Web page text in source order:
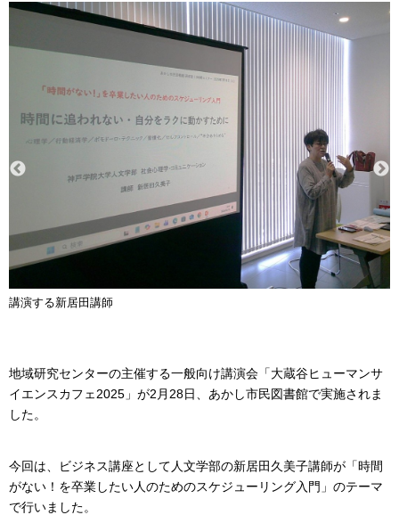
講演する新居田講師
地域研究センターの主催する一般向け講演会「大蔵谷ヒューマンサ
イエンスカフェ2025」が2月28日、あかし市民図書館で実施されま
した。
今回は、ビジネス講座として人文学部の新居田久美子講師が「時間
がない！を卒業したい人のためのスケジューリング入門」のテーマ
で行いました。